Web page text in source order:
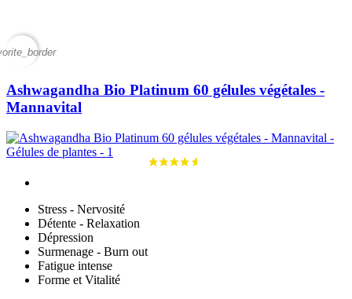
Ashwagandha Bio Platinum 60 gélules végétales -
Mannavital
Stress - Nervosité
Détente - Relaxation
Dépression
Surmenage - Burn out
Fatigue intense
Forme et Vitalité